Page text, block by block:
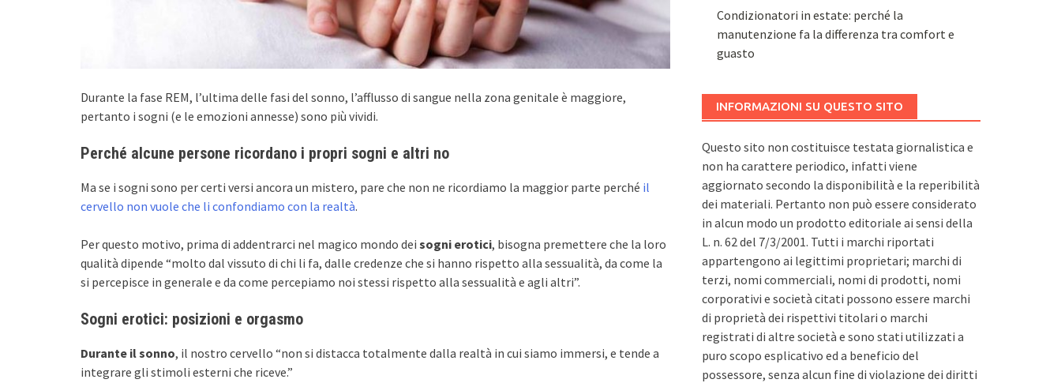
Durante la fase REM, l’ultima delle fasi del sonno, l’afflusso di sangue nella zona genitale è maggiore,
pertanto i sogni (e le emozioni annesse) sono più vividi.
Perché alcune persone ricordano i propri sogni e altri no
Ma se i sogni sono per certi versi ancora un mistero, pare che non ne ricordiamo la maggior parte perché il
cervello non vuole che li confondiamo con la realtà.
Per questo motivo, prima di addentrarci nel magico mondo dei sogni erotici, bisogna premettere che la loro
qualità dipende “molto dal vissuto di chi li fa, dalle credenze che si hanno rispetto alla sessualità, da come la
si percepisce in generale e da come percepiamo noi stessi rispetto alla sessualità e agli altri”.
Sogni erotici: posizioni e orgasmo
Durante il sonno, il nostro cervello “non si distacca totalmente dalla realtà in cui siamo immersi, e tende a
integrare gli stimoli esterni che riceve.”
Condizionatori in estate: perché la
manutenzione fa la differenza tra comfort e
guasto
INFORMAZIONI SU QUESTO SITO
Questo sito non costituisce testata giornalistica e
non ha carattere periodico, infatti viene
aggiornato secondo la disponibilità e la reperibilità
dei materiali. Pertanto non può essere considerato
in alcun modo un prodotto editoriale ai sensi della
L. n. 62 del 7/3/2001. Tutti i marchi riportati
appartengono ai legittimi proprietari; marchi di
terzi, nomi commerciali, nomi di prodotti, nomi
corporativi e società citati possono essere marchi
di proprietà dei rispettivi titolari o marchi
registrati di altre società e sono stati utilizzati a
puro scopo esplicativo ed a beneficio del
possessore, senza alcun fine di violazione dei diritti